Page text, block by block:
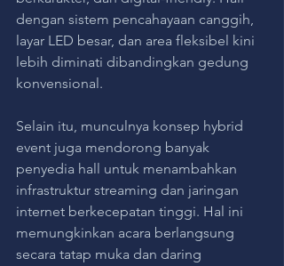
dengan sistem pencahayaan canggih,
layar LED besar, dan area fleksibel kini
lebih diminati dibandingkan gedung
konvensional.
Selain itu, munculnya konsep hybrid
event juga mendorong banyak
penyedia hall untuk menambahkan
infrastruktur streaming dan jaringan
internet berkecepatan tinggi. Hal ini
memungkinkan acara berlangsung
secara tatap muka dan daring